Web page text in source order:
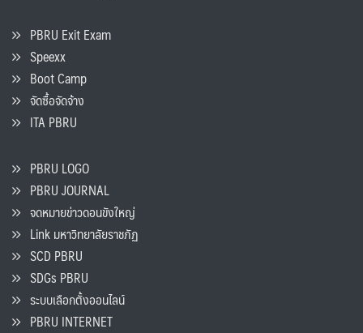
PBRU Exit Exam
Speexx
Boot Camp
จัดซื้อจัดจ้าง
ITA PBRU
PBRU LOGO
PBRU JOURNAL
จดหมายข่าวดอนขังใหญ่
Link มหาวิทยาลัยราชภัฏ
SCD PBRU
SDGs PBRU
ระบบเลือกตั้งออนไลน์
PBRU INTERNET